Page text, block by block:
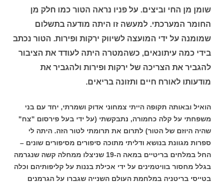
שומן מן החי וביצים. על פניו נראה הטור כמו חלק מן
החומר המערכתי. למעשה זו היתה מודעה בתשלום
שמומנה על ידי המועצה לשיווק ירקות ופירות. הטור נכתב
בידי כמה עיתונאים, כשהמטרה היתה לעודד את הציבור
להגביר את הצריכה של ירקות ופירות ולהגביר את
מודעותו לאורח חיים ותזונה בריאים.
הואיל ובאותה תקופה הייתי צמחוני אדוק ושמרתי, יחד עם בני
משפחתי על קלה כחמורה, נתבקשתי (על ידי בעל פירסום "צח"
שהיה היוזם של הטור) לתרום את תרומתי לטור הזה. היתה לי
ספרות מגוונת בנושא ודליתי מתוכה סיפורים מסיפורים שונים –
החל במלחים בריטיים במאה ה-19 שניצלו ממחלה קשה שנגרמה
בגלל מחסור בוויטמינים על ידי אכילת בננות על קליפותיהם וכלה
בטייסי בריטניה במלחמת העולם השנייה שגברו על הגרמנים